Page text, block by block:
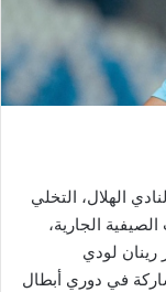
الهلال، التخلي
الجارية،
رينان لودي
في دوري أبطال